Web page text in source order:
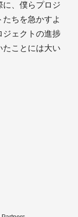
に、僕らプロジ
ちを急かすよ
ジェクトの進捗
たことには大い